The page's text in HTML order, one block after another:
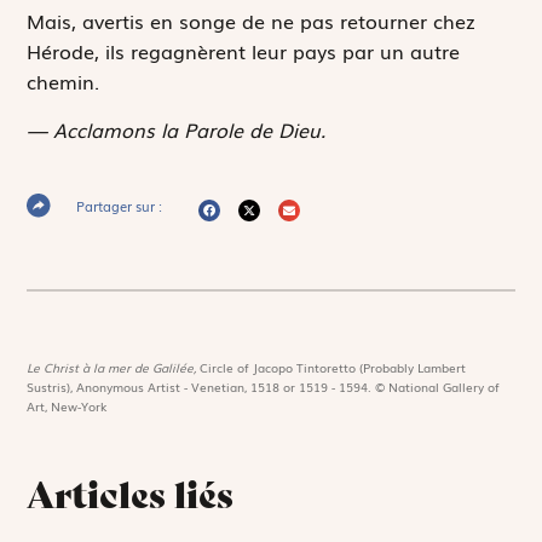
Mais, avertis en songe de ne pas retourner chez
Hérode, ils regagnèrent leur pays par un autre
chemin.
— Acclamons la Parole de Dieu.
Partager sur :
Le Christ à la mer de Galilée,Circle of Jacopo Tintoretto (Probably Lambert
Sustris), Anonymous Artist - Venetian, 1518 or 1519 - 1594. © National Gallery of
Art, New-York
Articles liés